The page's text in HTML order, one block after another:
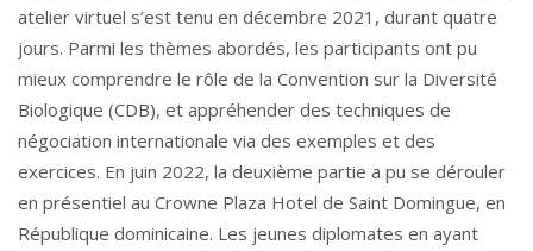
atelier virtuel s’est tenu en décembre 2021, durant quatre
jours. Parmi les thèmes abordés, les participants ont pu
mieux comprendre le rôle de la Convention sur la Diversité
Biologique (CDB), et appréhender des techniques de
négociation internationale via des exemples et des
exercices. En juin 2022, la deuxième partie a pu se dérouler
en présentiel au Crowne Plaza Hotel de Saint Domingue, en
République dominicaine. Les jeunes diplomates en ayant